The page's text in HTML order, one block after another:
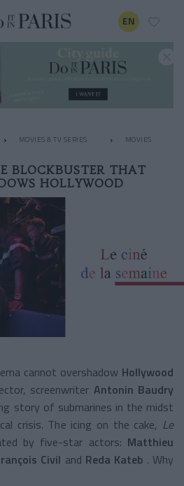
EN
MOVIES & TV SERIES MOVIES
BLOCKBUSTER THAT
HOLLYWOOD
cannot overshadow Hollywood
screenwriter Antonin Baudry
story of submarines in the midst
crisis. The icing on the cake, Le
by five-star actors: Matthieu
Civil and Reda Kateb . Why